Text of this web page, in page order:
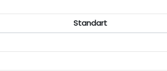
Standart